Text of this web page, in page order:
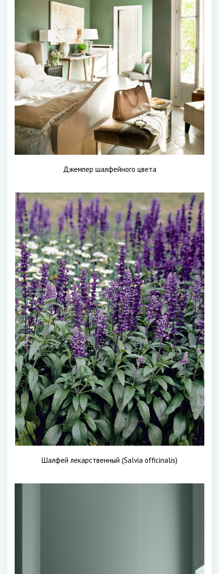
Джемпер шалфейного цвета
Шалфей лекарственный (Salvia officinalis)